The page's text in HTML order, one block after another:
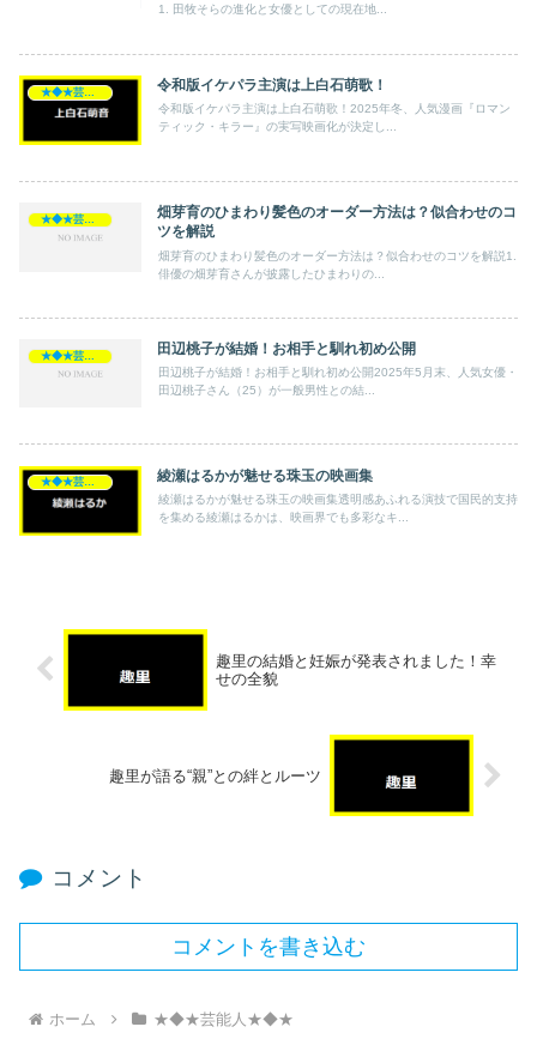
1. 田牧そらの進化と女優としての現在地...
令和版イケパラ主演は上白石萌歌！
令和版イケパラ主演は上白石萌歌！2025年冬、人気漫画『ロマン
ティック・キラー』の実写映画化が決定し...
畑芽育のひまわり髪色のオーダー方法は？似合わせのコ
ツを解説
畑芽育のひまわり髪色のオーダー方法は？似合わせのコツを解説1.
俳優の畑芽育さんが披露したひまわりの...
田辺桃子が結婚！お相手と馴れ初め公開
田辺桃子が結婚！お相手と馴れ初め公開2025年5月末、人気女優・
田辺桃子さん（25）が一般男性との結...
★◆★芸能人★◆★ 綾瀬はるかが魅せる珠玉の映画集
綾瀬はるかが魅せる珠玉の映画集透明感あふれる演技で国民的支持
を集める綾瀬はるかは、映画界でも多彩なキ...
趣里の結婚と妊娠が発表されました！幸
せの全貌
趣里が語る“親”との絆とルーツ
コメント
コメントを書き込む
ホーム ★◆★芸能人★◆★